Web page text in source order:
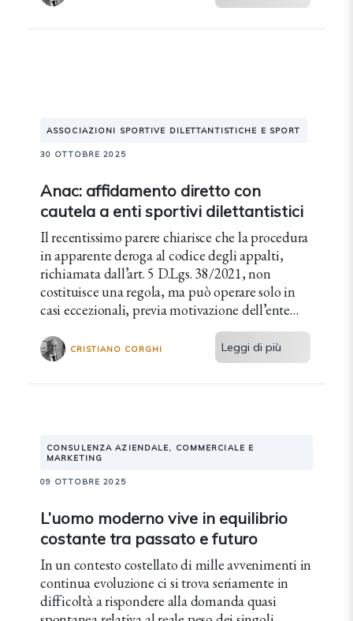
ASSOCIAZIONI SPORTIVE DILETTANTISTICHE E SPORT
30 OTTOBRE 2025
Anac: affidamento diretto con
cautela a enti sportivi dilettantistici
Il recentissimo parere chiarisce che la procedura
in apparente deroga al codice degli appalti,
richiamata dall’art. 5 D.Lgs. 38/2021, non
costituisce una regola, ma può operare solo in
casi eccezionali, previa motivazione dell’ente
locale e sotto la prevista soglia comunitaria.
CRISTIANO CORGHI Leggi di più
CONSULENZA AZIENDALE, COMMERCIALE E
MARKETING
09 OTTOBRE 2025
L’uomo moderno vive in equilibrio
costante tra passato e futuro
In un contesto costellato di mille avvenimenti in
continua evoluzione ci si trova seriamente in
difficoltà a rispondere alla domanda quasi